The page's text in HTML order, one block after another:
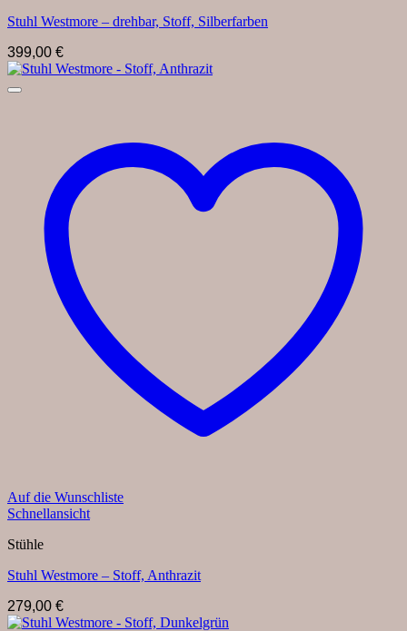
Stuhl Westmore – drehbar, Stoff, Silberfarben
399,00 €
Auf die Wunschliste
Schnellansicht
Stühle
Stuhl Westmore – Stoff, Anthrazit
279,00 €